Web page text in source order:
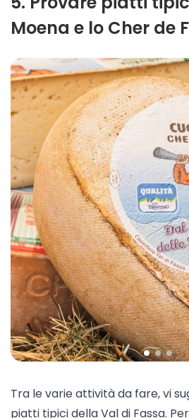
Moena e lo Cher de
Tra le varie attività da fare, vi
piatti tipici della Val di Fassa.